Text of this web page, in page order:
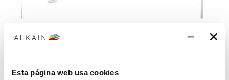
Esta página web usa cookies
Soporte fortex blanco 330x500mm